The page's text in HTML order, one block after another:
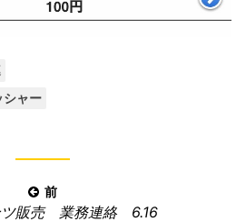
ゴ
シャー
前
販売 業務連絡 6.16